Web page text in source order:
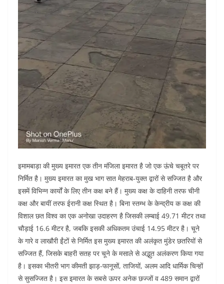
इमामबाड़ा की मुख्य इमारत एक तीन मंजिला इमारत है जो एक ऊंचे चबूतरे पर
निर्मित है। मुख्य इमारत का मुख भाग सात मेहराब-युक्त द्वारों से सज्जित है और
इसमें विभिन्न कार्यों के लिए तीन कक्ष बने हैं। मुख्य कक्ष के दाहिनी तरफ चीनी
कक्ष और बायीं तरफ ईरानी कक्ष स्थित है। बिना स्तम्भ के केन्द्रीय क कक्ष की
विशाल छत विश्व का एक अनोखा उदाहरण है जिसकी लम्बाई 49.71 मीटर तथा
चौड़ाई 16.6 मीटर है, जबकि इसकी अधिकतम उंचाई 14.95 मीटर है। चूने
के गारे व लाखौरी ईंटों से निर्मित इस मुख्य इमारत की अलंकृत मुंडेर छतरियों से
सज्जित हैं, जिसके बाहरी सतह पर चूने के मसाले से अद्भुत अलंकरण किया गया
है। इसका भीतरी भाग कीमती झाड़-फानूसों, ताजियों, अलम आदि धार्मिक चिन्हों
से सुसज्जित है। इस इमारत के सबसे ऊपर अनेक छज्जों व 489 समान द्वारों